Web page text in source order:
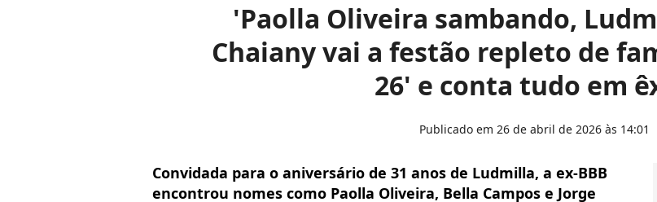
'Paolla Oliveira sambando,
Chaiany vai a festão repleto de
26' e conta tudo em
Publicado em 26 de abril de 2026 às 14:01
Convidada para o aniversário de 31 anos de Ludmilla, a ex-BBB
encontrou nomes como Paolla Oliveira, Bella Campos e Jorge